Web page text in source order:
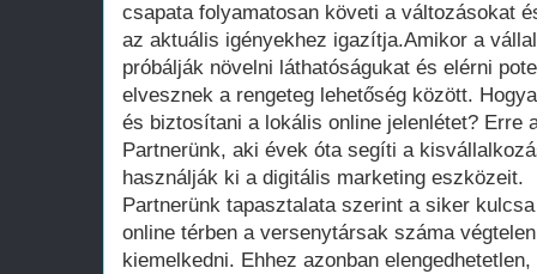
csapata folyamatosan követi a változásokat
az aktuális igényekhez igazítja.Amikor a
próbálják növelni láthatóságukat és elérni
elvesznek a rengeteg lehetőség között.
és biztosítani a lokális online jelenlétet? Erre
Partnerünk, aki évek óta segíti a
használják ki a digitális marketing eszközeit.
Partnerünk tapasztalata szerint a siker
online térben a versenytársak száma
kiemelkedni. Ehhez azonban